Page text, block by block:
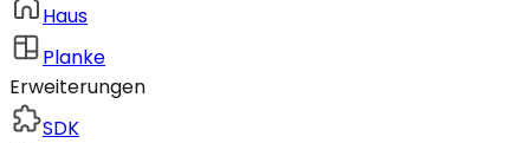
Haus
Planke
Erweiterungen
SDK